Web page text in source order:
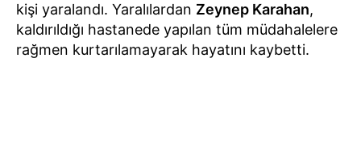
kişi yaralandı. Yaralılardan Zeynep Karahan,
kaldırıldığı hastanede yapılan tüm müdahalelere
rağmen kurtarılamayarak hayatını kaybetti.